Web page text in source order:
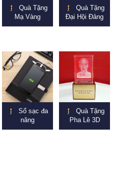
Quà Tặng
Mạ Vàng
Quà Tặng
Đại Hội Đảng
Sổ sạc đa
năng
Quà Tặng
Pha Lê 3D